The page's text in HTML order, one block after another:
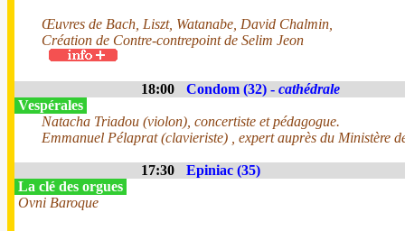
Œuvres de Bach, Liszt, Watanabe, David Chalmin,
Création de Contre-contrepoint de Selim Jeon
18:00 Condom (32) - cathédrale
Vespérales
Natacha Triadou (violon), concertiste et pédagogue.
Emmanuel Pélaprat (clavieriste) , expert auprès du Ministère
17:30
Epiniac (35)
La clé des orgues
Ovni Baroque